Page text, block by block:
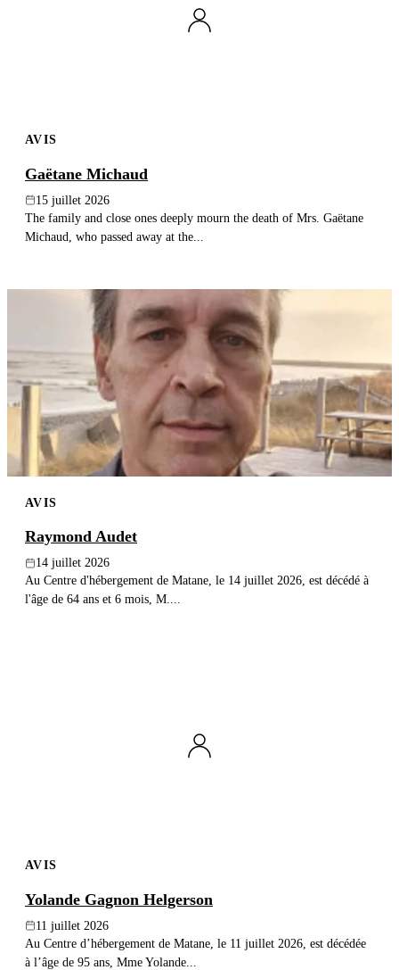
AVIS
Gaëtane Michaud
15 juillet 2026
The family and close ones deeply mourn the death of Mrs. Gaëtane
Michaud, who passed away at the...
AVIS
Raymond Audet
14 juillet 2026
Au Centre d'hébergement de Matane, le 14 juillet 2026, est décédé à
l'âge de 64 ans et 6 mois, M....
AVIS
Yolande Gagnon Helgerson
11 juillet 2026
Au Centre d’hébergement de Matane, le 11 juillet 2026, est décédée
à l’âge de 95 ans, Mme Yolande...